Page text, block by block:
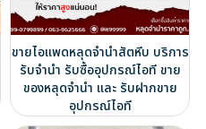
ขายไอแพดหลุดจำนำสัตหีบ บริการ
รับจำนำ รับซื้ออุปกรณ์ไอที ขาย
ของหลุดจำนำ และ รับฝากขาย
อุปกรณ์ไอที